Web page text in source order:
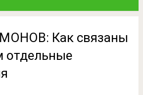
Как связаны
отдельные